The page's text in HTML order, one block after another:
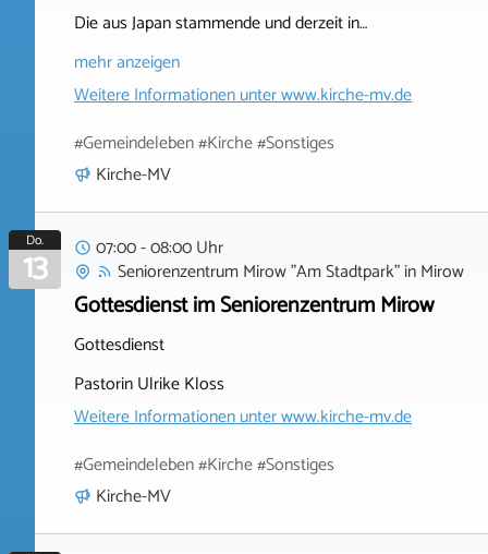
Die aus Japan stammende und derzeit in…
mehr anzeigen
Weitere Informationen unterwww.kirche-mv.de
#Gemeindeleben #Kirche #Sonstiges
Kirche-MV
Do.
13
07:00 - 08:00 Uhr
Seniorenzentrum Mirow "Am Stadtpark"inMirow
Gottesdienst im Seniorenzentrum Mirow
Gottesdienst
Pastorin Ulrike Kloss
Weitere Informationen unterwww.kirche-mv.de
#Gemeindeleben #Kirche #Sonstiges
Kirche-MV